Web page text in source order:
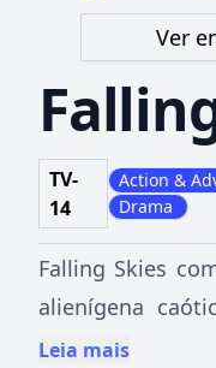
Ver
TV-
14
Action &
Drama
Falling Skies
alienígena
parte do
Leia mais